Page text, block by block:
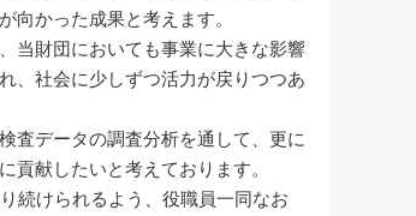
向かった成果と考えます。
当財団においても事業に大きな影響
、社会に少しずつ活力が戻りつつあ
査データの調査分析を通して、更に
貢献したいと考えております。
続けられるよう、役職員一同なお